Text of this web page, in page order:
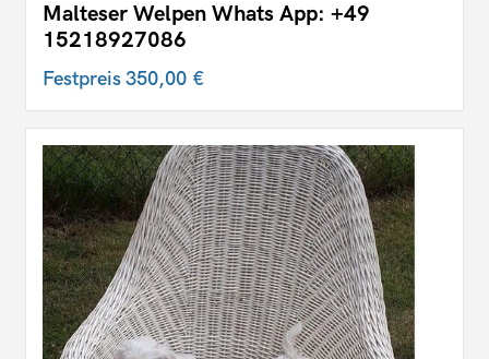
Malteser Welpen Whats App: +49
15218927086
Festpreis350,00 €